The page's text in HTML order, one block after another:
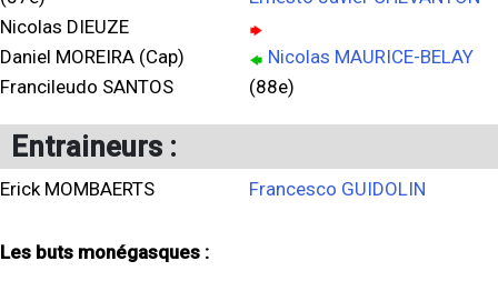
Nicolas DIEUZE
Daniel MOREIRA (Cap)
Francileudo SANTOS
Nicolas MAURICE-BELAY
(88e)
Entraineurs :
Erick MOMBAERTS Francesco GUIDOLIN
Les buts monégasques :